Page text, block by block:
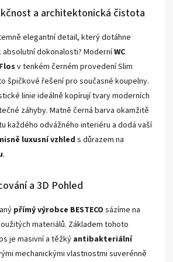
materiálu a jistotu rychlé dostupnosti všech
dílů.
a architektonická čistota
elegantní detail, který dotáhne
dokonalosti? ModerníWC
v tenkém černém provedení Slim
špičkové řešení pro současné koupelny.
linie ideálně kopírují tvary moderních
záhyby. Matně černá barva okamžitě
každého odvážného interiéru a dodá vaší
luxusní vzhled s důrazem na
.
a 3D Pohled
přímý výrobce BESTECO sázíme na
materiálů. Základem tohoto
je masivní a těžký antibakteriální
mechanickými vlastnostmi suverénně